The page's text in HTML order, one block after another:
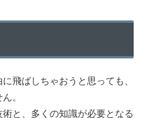
飛ばしちゃおうと思っても、
。
と、多くの知識が必要となる